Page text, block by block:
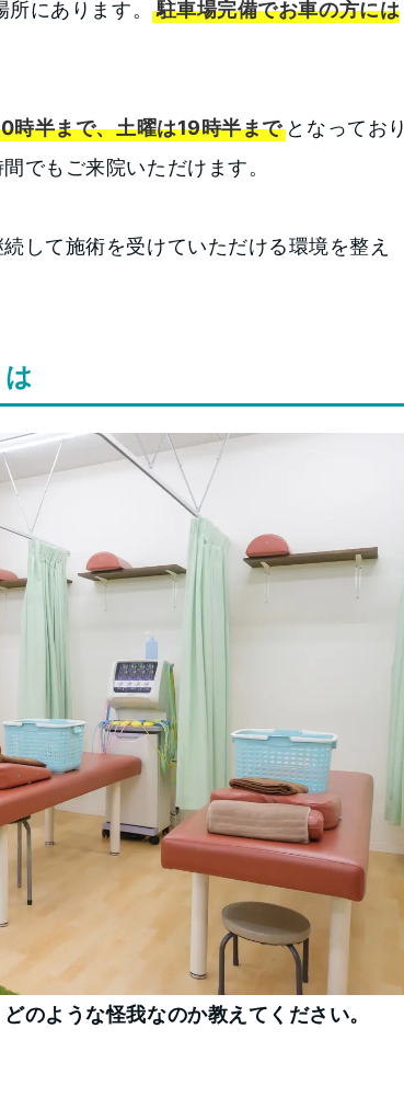
所にあります。駐車場完備でお車の方には
時半まで、土曜は19時半まで となっており
でもご来院いただけます。
して施術を受けていただける環境を整え
のような怪我なのか教えてください。